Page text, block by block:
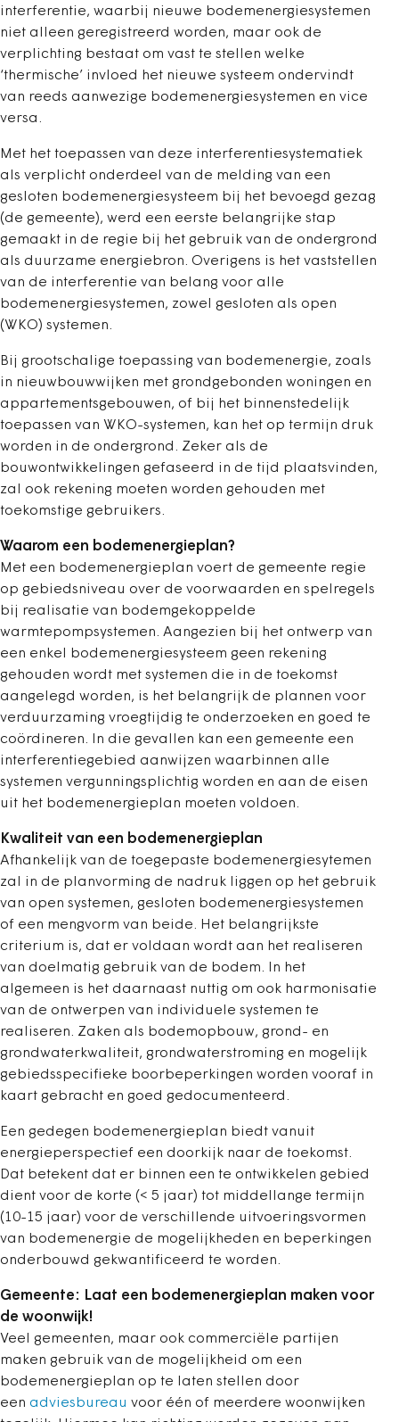
interferentie, waarbij nieuwe bodemenergiesystemen
niet alleen geregistreerd worden, maar ook de
verplichting bestaat om vast te stellen welke
‘thermische’ invloed het nieuwe systeem ondervindt
van reeds aanwezige bodemenergiesystemen en vice
versa.
Met het toepassen van deze interferentiesystematiek
als verplicht onderdeel van de melding van een
gesloten bodemenergiesysteem bij het bevoegd gezag
(de gemeente), werd een eerste belangrijke stap
gemaakt in de regie bij het gebruik van de ondergrond
als duurzame energiebron. Overigens is het vaststellen
van de interferentie van belang voor alle
bodemenergiesystemen, zowel gesloten als open
(WKO) systemen.
Bij grootschalige toepassing van bodemenergie, zoals
in nieuwbouwwijken met grondgebonden woningen en
appartementsgebouwen, of bij het binnenstedelijk
toepassen van WKO-systemen, kan het op termijn druk
worden in de ondergrond. Zeker als de
bouwontwikkelingen gefaseerd in de tijd plaatsvinden,
zal ook rekening moeten worden gehouden met
toekomstige gebruikers.
Waarom een bodemenergieplan?
Met een bodemenergieplan voert de gemeente regie
op gebiedsniveau over de voorwaarden en spelregels
bij realisatie van bodemgekoppelde
warmtepompsystemen. Aangezien bij het ontwerp van
een enkel bodemenergiesysteem geen rekening
gehouden wordt met systemen die in de toekomst
aangelegd worden, is het belangrijk de plannen voor
verduurzaming vroegtijdig te onderzoeken en goed te
coördineren. In die gevallen kan een gemeente een
interferentiegebied aanwijzen waarbinnen alle
systemen vergunningsplichtig worden en aan de eisen
uit het bodemenergieplan moeten voldoen.
Kwaliteit van een bodemenergieplan
Afhankelijk van de toegepaste bodemenergiesytemen
zal in de planvorming de nadruk liggen op het gebruik
van open systemen, gesloten bodemenergiesystemen
of een mengvorm van beide. Het belangrijkste
criterium is, dat er voldaan wordt aan het realiseren
van doelmatig gebruik van de bodem. In het
algemeen is het daarnaast nuttig om ook harmonisatie
van de ontwerpen van individuele systemen te
realiseren. Zaken als bodemopbouw, grond- en
grondwaterkwaliteit, grondwaterstroming en mogelijk
gebiedsspecifieke boorbeperkingen worden vooraf in
kaart gebracht en goed gedocumenteerd.
Een gedegen bodemenergieplan biedt vanuit
energieperspectief een doorkijk naar de toekomst.
Dat betekent dat er binnen een te ontwikkelen gebied
dient voor de korte (< 5 jaar) tot middellange termijn
(10-15 jaar) voor de verschillende uitvoeringsvormen
van bodemenergie de mogelijkheden en beperkingen
onderbouwd gekwantificeerd te worden.
Gemeente: Laat een bodemenergieplan maken voor
de woonwijk!
Veel gemeenten, maar ook commerciële partijen
maken gebruik van de mogelijkheid om een
bodemenergieplan op te laten stellen door
een adviesbureau voor één of meerdere woonwijken